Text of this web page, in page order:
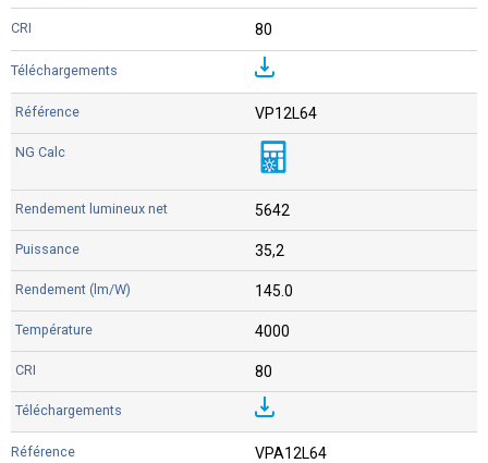
80
VP12L64
5642
35,2
145.0
4000
80
VPA12L64